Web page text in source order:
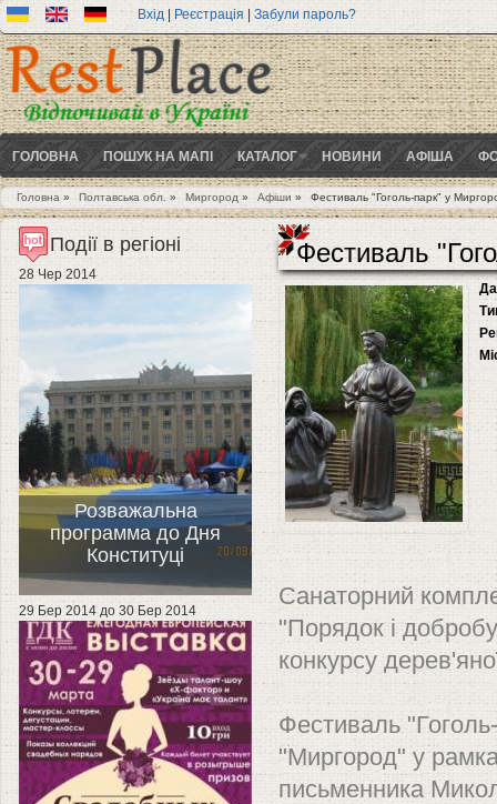
Вхід | Реєстрація|Забули пароль?
ГОЛОВНА ПОШУК НА МАПІ КАТАЛОГ НОВИНИ АФІША
Ви є тут
Головна» Полтавська обл. » Миргород » Афіши » Фестиваль "Гоголь-парк" у
Фестиваль
Санаторний
"Порядок і
конкурсу
Фестиваль
"Миргород" у
письменника
Події в регіоні
28 Чер 2014
Розважальна
программа до Дня
Конституці
29 Бер 2014 до 30 Бер 2014